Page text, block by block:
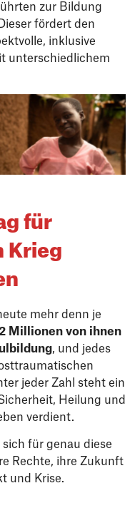
zur Bildung
fördert den
inklusive
unterschiedlichem
Teilnehmerin an
TeamUp-Sessions
für
Krieg
mehr denn je
Millionen von ihnen
, und jedes
jeder Zahl steht ein
Heilung und
verdient.
für genau diese
Rechte, ihre Zukunft
und Krise.